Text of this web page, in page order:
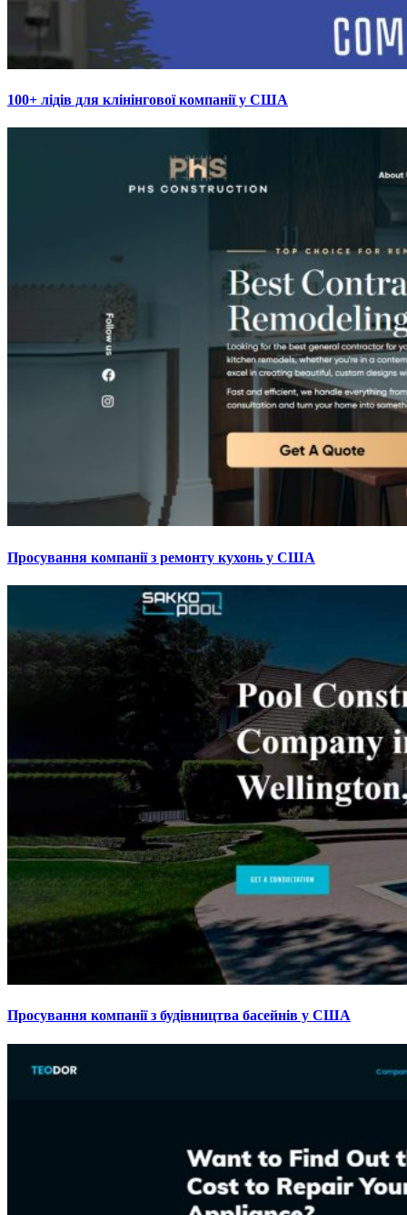
100+ лідів для клінінгової компанії у США
Просування компанії з ремонту кухонь у США
Просування компанії з будівництва басейнів у США